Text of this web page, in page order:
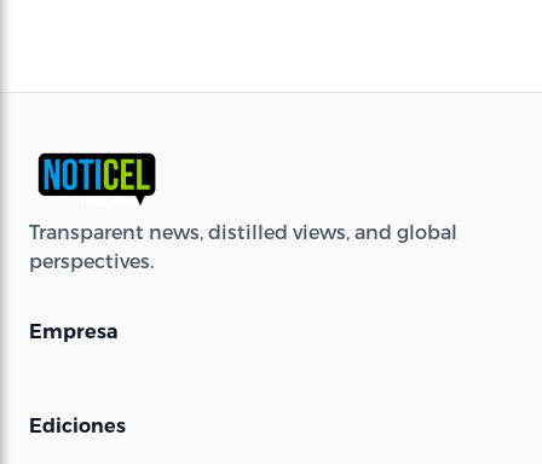
Transparent news, distilled views, and global
perspectives.
Empresa
Ediciones